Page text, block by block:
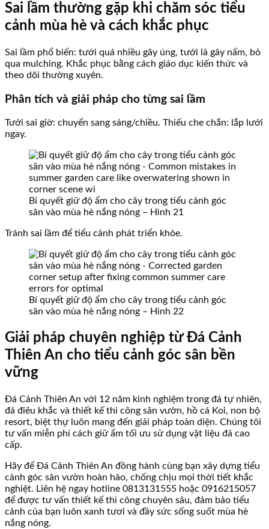
Sai lầm thường gặp khi chăm sóc tiểu
cảnh mùa hè và cách khắc phục
Sai lầm phổ biến: tưới quá nhiều gây úng, tưới lá gây nấm, bỏ
qua mulching. Khắc phục bằng cách giáo dục kiến thức và
theo dõi thường xuyên.
Phân tích và giải pháp cho từng sai lầm
Tưới sai giờ: chuyển sang sáng/chiều. Thiếu che chắn: lắp lưới
ngay.
Bí quyết giữ độ ẩm cho cây trong tiểu cảnh góc
sân vào mùa hè nắng nóng – Hình 21
Tránh sai lầm để tiểu cảnh phát triển khỏe.
Bí quyết giữ độ ẩm cho cây trong tiểu cảnh góc
sân vào mùa hè nắng nóng – Hình 22
Giải pháp chuyên nghiệp từ Đá Cảnh
Thiên An cho tiểu cảnh góc sân bền
vững
Đá Cảnh Thiên An với 12 năm kinh nghiệm trong đá tự nhiên,
đá điêu khắc và thiết kế thi công sân vườn, hồ cá Koi, non bộ
resort, biệt thự luôn mang đến giải pháp toàn diện. Chúng tôi
tư vấn miễn phí cách giữ ẩm tối ưu sử dụng vật liệu đá cao
cấp.
Hãy để Đá Cảnh Thiên An đồng hành cùng bạn xây dựng tiểu
cảnh góc sân vườn hoàn hảo, chống chịu mọi thời tiết khắc
nghiệt. Liên hệ ngay hotline 0813131555 hoặc 0916215057
để được tư vấn thiết kế thi công chuyên sâu, đảm bảo tiểu
cảnh của bạn luôn xanh tươi và đầy sức sống suốt mùa hè
nắng nóng.